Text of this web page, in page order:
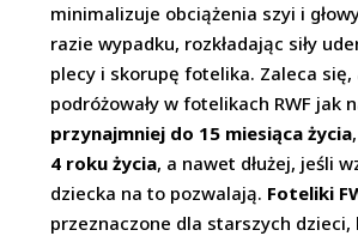
minimalizuje obciążenia szyi i
razie wypadku, rozkładając siły
plecy i skorupę fotelika. Zaleca się,
podróżowały w fotelikach RWF jak
przynajmniej do 15 miesiąca życia
4 roku życia, a nawet dłużej, jeśli
dziecka na to pozwalają. Foteliki
przeznaczone dla starszych dzieci,